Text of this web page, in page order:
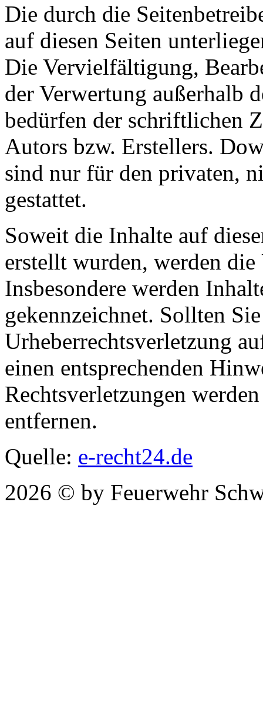
Die durch die
auf diesen Seiten
Die Vervielfältigung,
der Verwertung außerhalb
bedürfen der schriftlichen
Autors bzw. Erstellers.
sind nur für den privaten,
gestattet.
Soweit die Inhalte auf
erstellt wurden, werden
Insbesondere werden
gekennzeichnet. Sollten
Urheberrechtsverletzung
einen entsprechenden
Rechtsverletzungen
entfernen.
Quelle: e-recht24.de
2026 © by Feuerwehr